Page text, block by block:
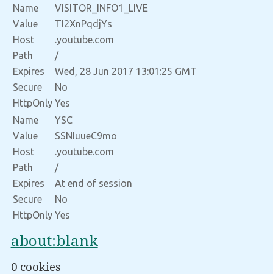
Name
VISITOR_INFO1_LIVE
Value
TI2XnPqdjYs
Host
.youtube.com
Path
/
Expires
Wed, 28 Jun 2017 13:01:25 GMT
Secure
No
HttpOnly Yes
Name
YSC
Value
SSNIuueC9mo
Host
.youtube.com
Path
/
Expires
At end of session
Secure
No
HttpOnly Yes
about:blank
0 cookies